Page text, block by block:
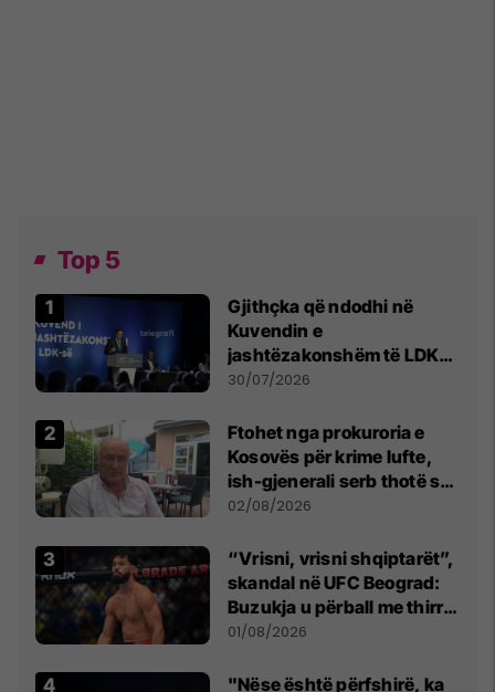
Top 5
Gjithçka që ndodhi në
Kuvendin e
jashtëzakonshëm të LDK-
së
30/07/2026
Ftohet nga prokuroria e
Kosovës për krime lufte,
ish-gjenerali serb thotë se
dikush e tradhtoi në
02/08/2026
“Vrisni, vrisni shqiptarët”,
skandal në UFC Beograd:
Buzukja u përball me thirrje
anti-shqiptare nga
01/08/2026
"Nëse është përfshirë, ka